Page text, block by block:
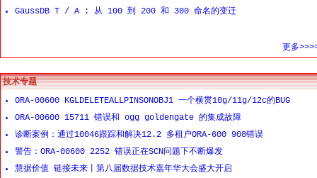
GaussDB T / A : 从 100 到 200 和 300 命名的变迁
更多
技术专题
ORA-00600 KGLDELETEALLPINSONOBJ1 一个横贯10g/11g/12c的BUG
ORA-00600 15711 错误和 ogg goldengate 的集成故障
诊断案例：通过10046跟踪和解决12.2 多租户ORA-600 908错误
警告：ORA-00600 2252 错误正在SCN问题下不断爆发
慧据价值 链接未来丨第八届数据技术嘉年华大会盛大开启